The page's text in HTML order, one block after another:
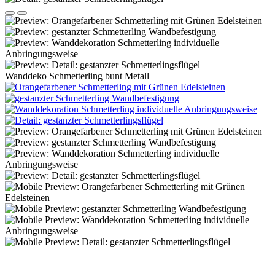
Wanddeko Schmetterling bunt Metall